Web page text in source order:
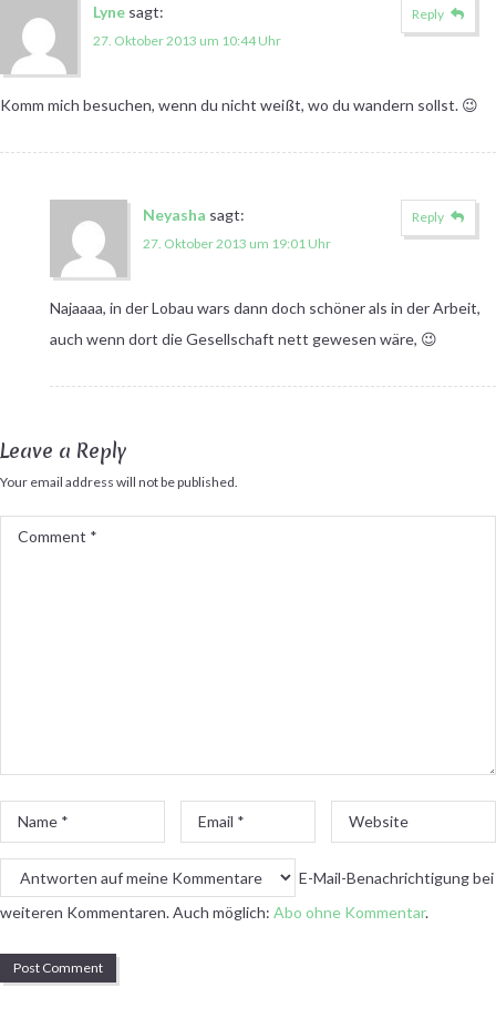
Lyne sagt:
27. Oktober 2013 um 10:44 Uhr
Komm mich besuchen, wenn du nicht weißt, wo du wandern sollst. 😉
Reply
Neyasha sagt:
27. Oktober 2013 um 19:01 Uhr
Najaaaa, in der Lobau wars dann doch schöner als in der Arbeit,
auch wenn dort die Gesellschaft nett gewesen wäre, 😉
Reply
Leave a Reply
Your email address will not be published.
Comment
Name
*
Email
*
Website
E-Mail-Benachrichtigung bei
weiteren Kommentaren. Auch möglich: Abo ohne Kommentar.